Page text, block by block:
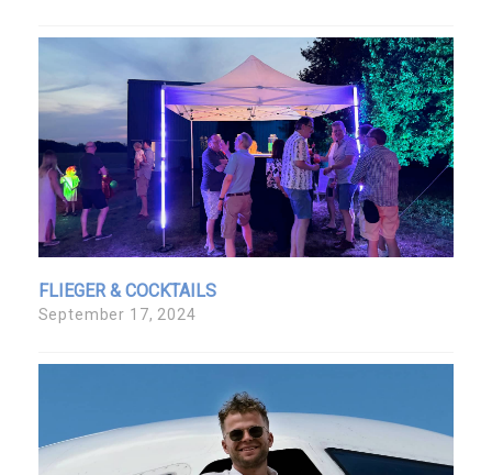
FLIEGER & COCKTAILS
September 17, 2024